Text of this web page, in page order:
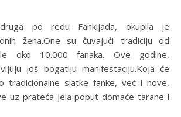
druga po redu Fankijada, okupila je
žena.One su čuvajući tradiciju od
oko 10.000 fanaka. Ove godine,
još bogatiju manifestaciju.Koja će
tradicionalne slatke fanke, već i nove,
uz prateća jela poput domaće tarane i